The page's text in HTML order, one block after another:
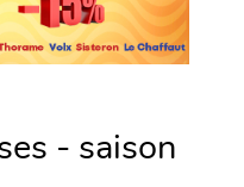
- saison